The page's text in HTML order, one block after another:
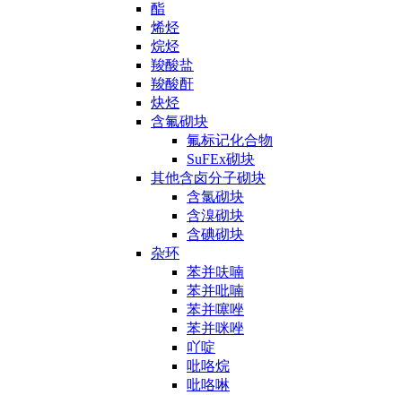
酯
烯烃
烷烃
羧酸盐
羧酸酐
炔烃
含氟砌块
氟标记化合物
SuFEx砌块
其他含卤分子砌块
含氯砌块
含溴砌块
含碘砌块
杂环
苯并呋喃
苯并吡喃
苯并噻唑
苯并咪唑
吖啶
吡咯烷
吡咯啉